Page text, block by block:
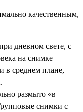
качественным,
дневном свете, с
на снимке
в среднем плане,
.
размыто «в
снимки с